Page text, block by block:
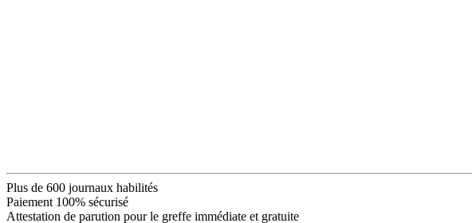
Plus de 600 journaux habilités
Paiement 100% sécurisé
Attestation de parution pour le greffe immédiate et gratuite